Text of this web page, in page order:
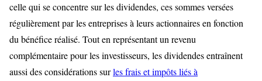
celle qui se concentre sur les dividendes, ces sommes versées
régulièrement par les entreprises à leurs actionnaires en fonction
du bénéfice réalisé. Tout en représentant un revenu
complémentaire pour les investisseurs, les dividendes entraînent
aussi des considérations surles frais et impôts liés à